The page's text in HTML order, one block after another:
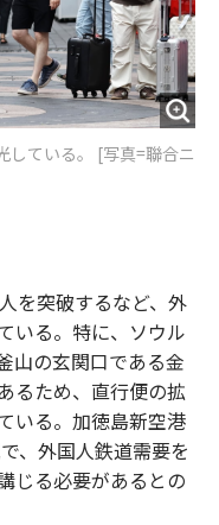
している。 [写真=聯合ニ
を突破するなど、外
いる。特に、ソウル
山の玄関口である金
るため、直行便の拡
いる。加徳島新空港
、外国人鉄道需要を
じる必要があるとの